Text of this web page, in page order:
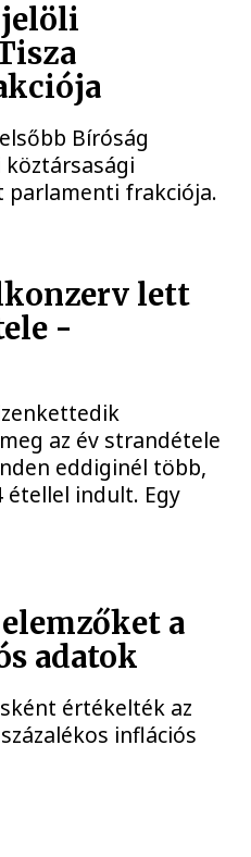
jelöli
Bíróság
parlamenti frakciója.
lett
-
az év strandétele
eddiginél több,
étellel indult. Egy
a
adatok
értékelték az
inflációs